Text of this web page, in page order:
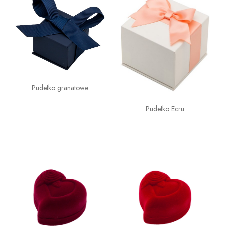
Pudełko granatowe
Pudełko Ecru